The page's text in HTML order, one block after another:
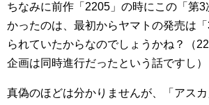
ちなみに前作「2205」の時にこの「第
かったのは、最初からヤマトの発売は
られていたからなのでしょうかね？（
企画は同時進行だったという話ですし）
真偽のほどは分かりませんが、「アス